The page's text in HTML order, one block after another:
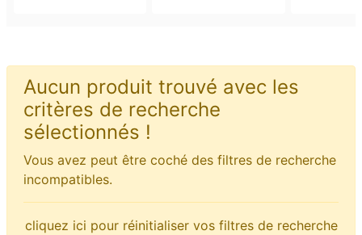
Aucun produit trouvé avec les
critères de recherche
sélectionnés !
Vous avez peut être coché des filtres de recherche
incompatibles.
cliquez ici pour réinitialiser vos filtres de recherche